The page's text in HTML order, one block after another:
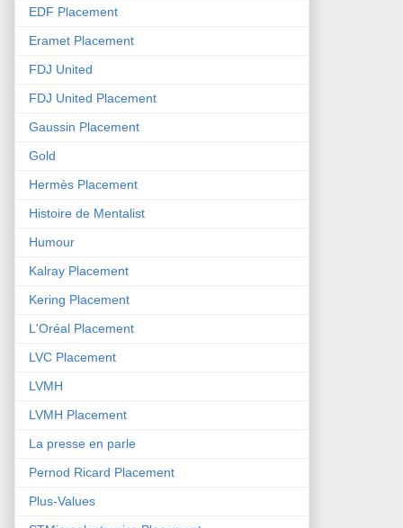
EDF Placement
Eramet Placement
FDJ United
FDJ United Placement
Gaussin Placement
Gold
Hermès Placement
Histoire de Mentalist
Humour
Kalray Placement
Kering Placement
L'Oréal Placement
LVC Placement
LVMH
LVMH Placement
La presse en parle
Pernod Ricard Placement
Plus-Values